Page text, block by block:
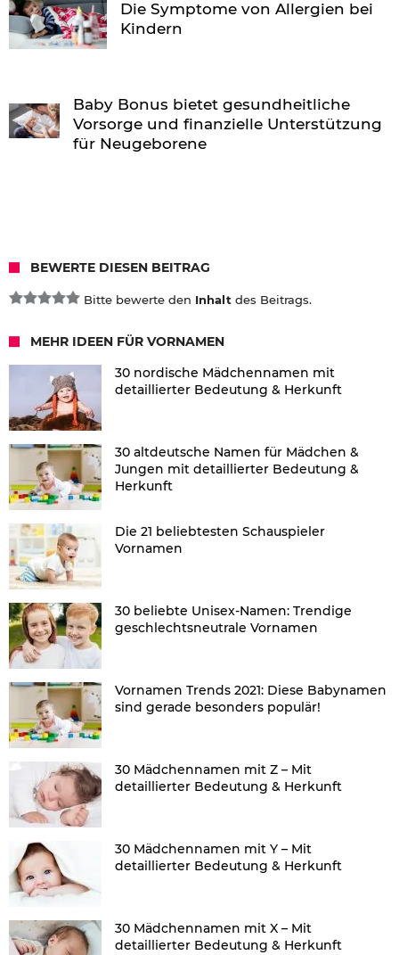
Die Symptome von Allergien bei
Kindern
Baby Bonus bietet gesundheitliche
Vorsorge und finanzielle Unterstützung
für Neugeborene
BEWERTE DIESEN BEITRAG
Bitte bewerte den Inhalt des Beitrags.
MEHR IDEEN FÜR VORNAMEN
30 nordische Mädchennamen mit
detaillierter Bedeutung & Herkunft
30 altdeutsche Namen für Mädchen &
Jungen mit detaillierter Bedeutung &
Herkunft
Die 21 beliebtesten Schauspieler
Vornamen
30 beliebte Unisex-Namen: Trendige
geschlechtsneutrale Vornamen
Vornamen Trends 2021: Diese Babynamen
sind gerade besonders populär!
30 Mädchennamen mit Z – Mit
detaillierter Bedeutung & Herkunft
30 Mädchennamen mit Y – Mit
detaillierter Bedeutung & Herkunft
30 Mädchennamen mit X – Mit
detaillierter Bedeutung & Herkunft